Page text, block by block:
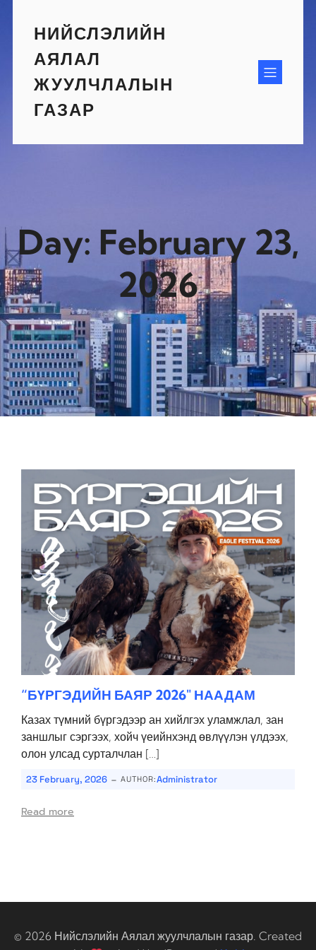
contentНИЙСЛЭЛИЙН
АЯЛАЛ
ЖУУЛЧЛАЛЫН
ГАЗАР
Day: February 23,
2026
“БҮРГЭДИЙН БАЯР 2026″ НААДАМ
Казах түмний бүргэдээр ан хийлгэх уламжлал, зан
заншлыг сэргээх, хойч үеийнхэнд өвлүүлэн үлдээх,
олон улсад сурталчлан […]
23 February, 2026 - AUTHOR:Administrator
Read more
© 2026 Нийслэлийн Аялал жуулчлалын газар. Created